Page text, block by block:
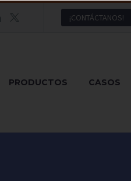
¡CONTÁCTANOS!
PRODUCTOS CASOS